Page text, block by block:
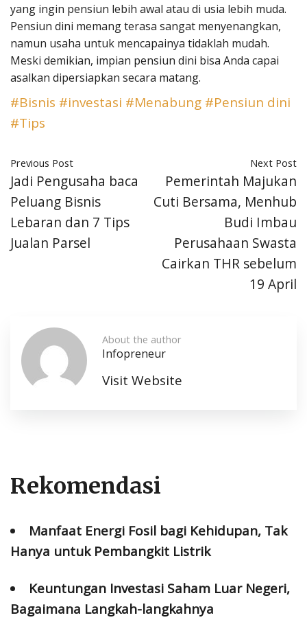
yang ingin pensiun lebih awal atau di usia lebih muda.
Pensiun dini memang terasa sangat menyenangkan,
namun usaha untuk mencapainya tidaklah mudah.
Meski demikian, impian pensiun dini bisa Anda capai
asalkan dipersiapkan secara matang.
#Bisnis #investasi #Menabung #Pensiun dini
#Tips
Previous Post
Jadi Pengusaha baca
Peluang Bisnis
Lebaran dan 7 Tips
Jualan Parsel
Next Post
Pemerintah Majukan
Cuti Bersama, Menhub
Budi Imbau
Perusahaan Swasta
Cairkan THR sebelum
19 April
About the author
Infopreneur
Visit Website
Rekomendasi
Manfaat Energi Fosil bagi Kehidupan, Tak
Hanya untuk Pembangkit Listrik
Keuntungan Investasi Saham Luar Negeri,
Bagaimana Langkah-langkahnya